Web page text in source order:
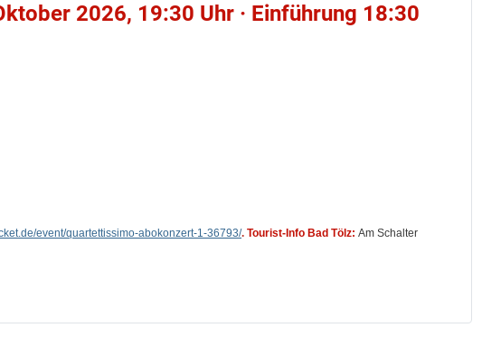
2026, 19:30 Uhr · Einführung 18:30
event/quartettissimo-abokonzert-1-36793/. Tourist-Info Bad Tölz: Am Schalter